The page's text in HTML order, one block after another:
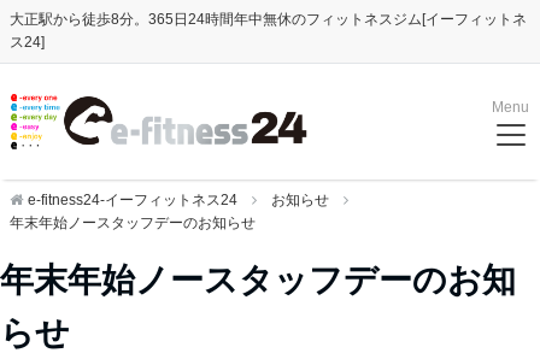
大正駅から徒歩8分。365日24時間年中無休のフィットネスジム[イーフィットネ
ス24]
Menu
e-fitness24-イーフィットネス24
お知らせ
年末年始ノースタッフデーのお知らせ
年末年始ノースタッフデーのお知
らせ